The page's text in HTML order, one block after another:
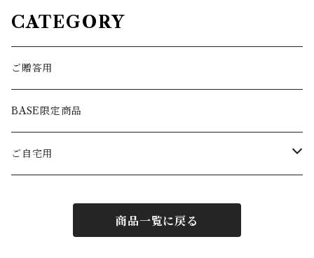
CATEGORY
ご贈答用
BASE限定商品
ご自宅用
商品一覧に戻る